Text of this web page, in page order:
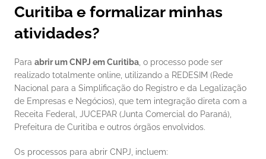
Curitiba e formalizar minhas
atividades?
Para abrir um CNPJ em Curitiba , o processo pode ser
realizado totalmente online, utilizando a REDESIM (Rede
Nacional para a Simplificação do Registro e da Legalização
de Empresas e Negócios), que tem integração direta com a
Receita Federal, JUCEPAR (Junta Comercial do Paraná),
Prefeitura de Curitiba e outros órgãos envolvidos.
Os processos para abrir CNPJ, incluem: